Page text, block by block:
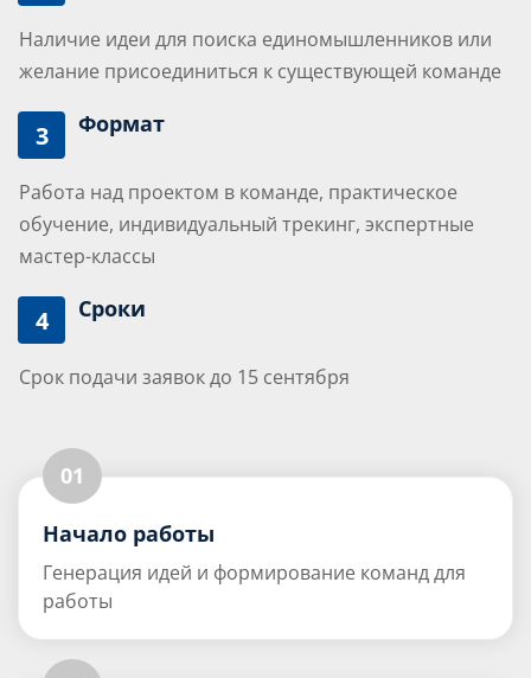
Наличие идеи для поиска единомышленников или
желание присоединиться к существующей команде
3 Формат
Работа над проектом в команде, практическое
обучение, индивидуальный трекинг, экспертные
мастер-классы
4 Сроки
Срок подачи заявок до 15 сентября
01
Начало работы
Генерация идей и формирование команд для
работы